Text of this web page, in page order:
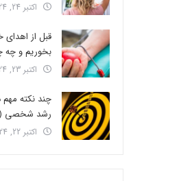
اکتبر 24, 2024
قبل از
بخوریم و چه
اکتبر 23, 2024
چند نکته مهم
رشد شخصی
اکتبر 22, 2024